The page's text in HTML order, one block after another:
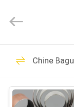
MAISON
PRODUITS
Kebona
Industry
All
Reserved.
Petit
Chine